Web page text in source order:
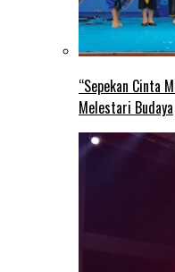
“Sepekan Cinta
Melestari Budaya